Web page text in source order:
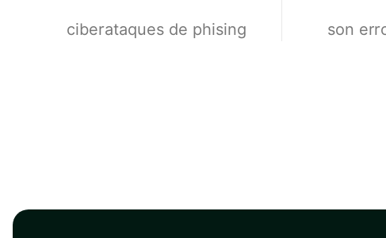
ciberataques de phising son